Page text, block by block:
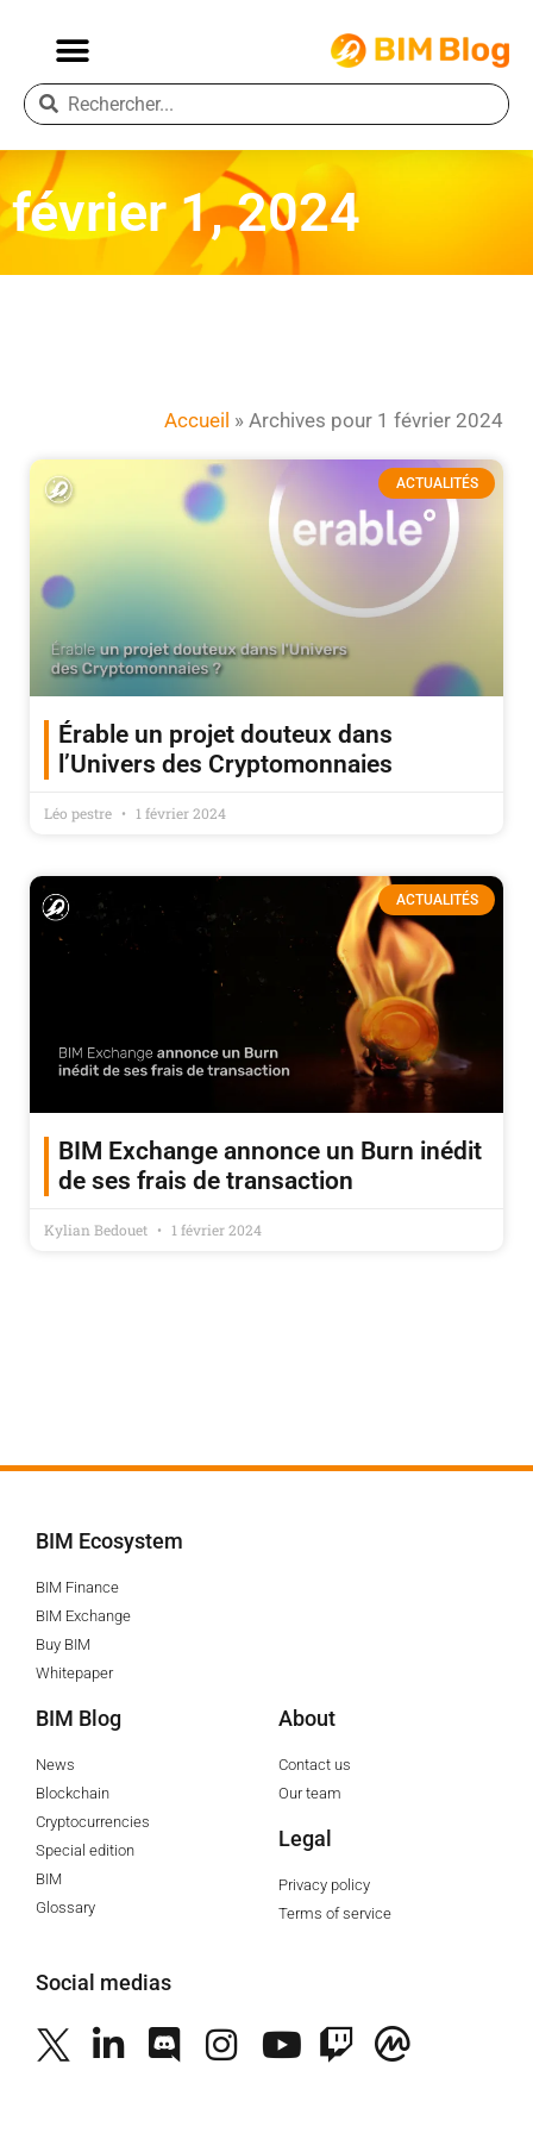
février 1, 2024
Accueil » Archives pour 1 février 2024
ACTUALITÉS
Érable un projet douteux dans
l’Univers des Cryptomonnaies
Léo pestre 1 février 2024
ACTUALITÉS
BIM Exchange annonce un Burn inédit
de ses frais de transaction
Kylian Bedouet 1 février 2024
BIM Ecosystem
BIM Finance
BIM Exchange
Buy BIM
Whitepaper
BIM Blog
News
Blockchain
Cryptocurrencies
Special edition
BIM
Glossary
About
Contact us
Our team
Legal
Privacy policy
Terms of service
Social medias